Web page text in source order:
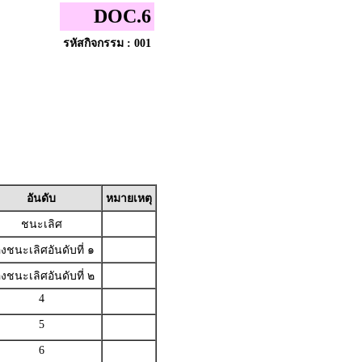
DOC.6
รหัสกิจกรรม : 001
อันดับ หมายเหตุ
ชนะเลิศ
ชนะเลิศอันดับที่ ๑
ชนะเลิศอันดับที่ ๒
4
5
6